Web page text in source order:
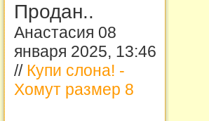
Продан..
Анастасия 08
января 2025, 13:46
// Купи слона! -
Хомут размер 8